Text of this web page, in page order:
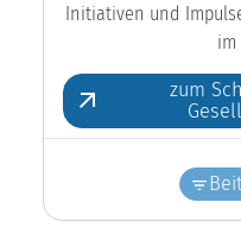
Initiativen und
im
zum